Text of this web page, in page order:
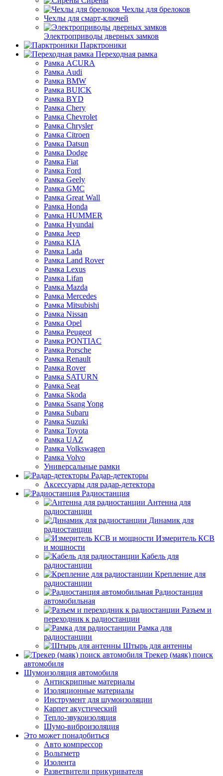
Чехлы для брелоков
Чехлы для смарт-ключей
Электроприводы дверных замков
Парктроники
Переходная рамка
Рамка ACURA
Рамка Audi
Рамка BMW
Рамка BUICK
Рамка BYD
Рамка Chery
Рамка Chevrolet
Рамка Chrysler
Рамка Citroen
Рамка Datsun
Рамка Dodge
Рамка Fiat
Рамка Ford
Рамка Geely
Рамка GMC
Рамка Great Wall
Рамка Honda
Рамка HUMMER
Рамка Hyundai
Рамка Jeep
Рамка KIA
Рамка Lada
Рамка Land Rover
Рамка Lexus
Рамка Lifan
Рамка Mazda
Рамка Mercedes
Рамка Mitsubishi
Рамка Nissan
Рамка Opel
Рамка Peugeot
Рамка PONTIAC
Рамка Porsche
Рамка Renault
Рамка Rover
Рамка SATURN
Рамка Seat
Рамка Skoda
Рамка Ssang Yong
Рамка Subaru
Рамка Suzuki
Рамка Toyota
Рамка UAZ
Рамка Volkswagen
Рамка Volvo
Универсальные рамки
Радар-детекторы
Аксессуары для радар-детектора
Радиостанция
Антенна для
радиостанции
Динамик для
радиостанции
Измеритель КСВ
и мощности
Кабель для
радиостанции
Крепление для
радиостанции
Радиостанция
автомобильная
Разъем и
переходник к радиостанции
Рамка для
радиостанции
Штырь для антенны
Трекер (маяк) поиск
автомобиля
Шумоизоляция автомобиля
Антискрипные материалы
Изоляционные материалы
Инструмент для шумоизоляции
Карпет акустический
Тепло-звукоизоляция
Шумо-виброизоляция
Это может понадобиться
Авто компрессор
Вольтметр
Изолента
Разветвители прикуривателя